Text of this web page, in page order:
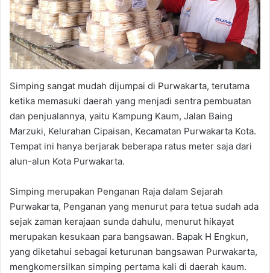
Simping sangat mudah dijumpai di Purwakarta, terutama
ketika memasuki daerah yang menjadi sentra pembuatan
dan penjualannya, yaitu Kampung Kaum, Jalan Baing
Marzuki, Kelurahan Cipaisan, Kecamatan Purwakarta Kota.
Tempat ini hanya berjarak beberapa ratus meter saja dari
alun-alun Kota Purwakarta.
Simping merupakan Penganan Raja dalam Sejarah
Purwakarta, Penganan yang menurut para tetua sudah ada
sejak zaman kerajaan sunda dahulu, menurut hikayat
merupakan kesukaan para bangsawan. Bapak H Engkun,
yang diketahui sebagai keturunan bangsawan Purwakarta,
mengkomersilkan simping pertama kali di daerah kaum.